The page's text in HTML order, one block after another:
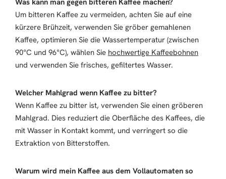
Was kann man gegen bitteren Kaffee machen?
Um bitteren Kaffee zu vermeiden, achten Sie auf eine
kürzere Brühzeit, verwenden Sie gröber gemahlenen
Kaffee, optimieren Sie die Wassertemperatur (zwischen
90°C und 96°C), wählen Sie hochwertige Kaffeebohnen
und verwenden Sie frisches, gefiltertes Wasser.
Welcher Mahlgrad wenn Kaffee zu bitter?
Wenn Kaffee zu bitter ist, verwenden Sie einen gröberen
Mahlgrad. Dies reduziert die Oberfläche des Kaffees, die
mit Wasser in Kontakt kommt, und verringert so die
Extraktion von Bitterstoffen.
Warum wird mein Kaffee aus dem Vollautomaten so